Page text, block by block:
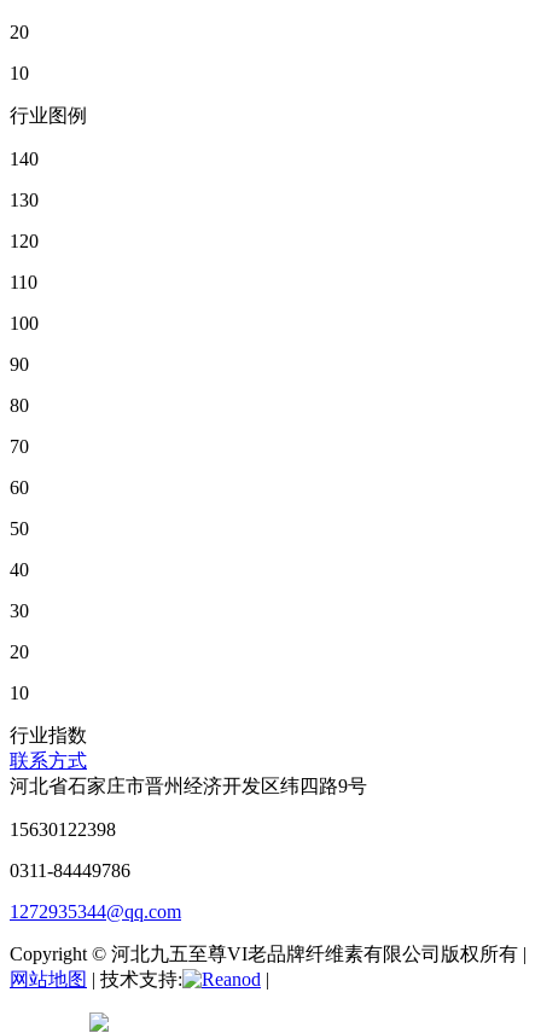
20
10
行业图例
140
130
120
110
100
90
80
70
60
50
40
30
20
10
行业指数
联系方式
河北省石家庄市晋州经济开发区纬四路9号
15630122398
0311-84449786
1272935344@qq.com
Copyright © 河北九五至尊VI老品牌纤维素有限公司版权所有 |
网站地图 | 技术支持: |